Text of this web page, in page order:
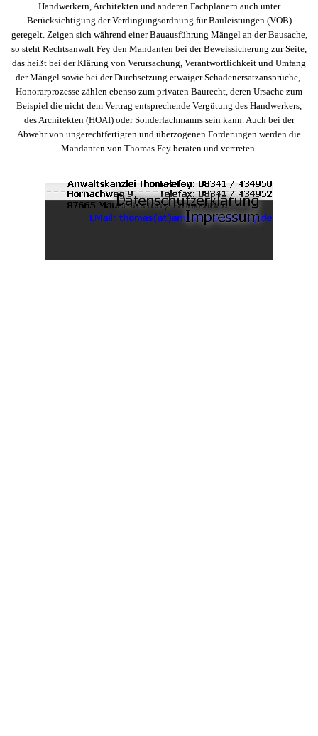
Handwerkern, Architekten und anderen Fachplanern auch unter
Berücksichtigung der Verdingungsordnung für Bauleistungen (VOB)
geregelt. Zeigen sich während einer Bauausführung Mängel an der Bausache,
so steht Rechtsanwalt Fey den Mandanten bei der Beweissicherung zur Seite,
das heißt bei der Klärung von Verursachung, Verantwortlichkeit und Umfang
der Mängel sowie bei der Durchsetzung etwaiger Schadenersatzansprüche,.
Honorarprozesse zählen ebenso zum privaten Baurecht, deren Ursache zum
Beispiel die nicht dem Vertrag entsprechende Vergütung des Handwerkers,
des Architekten (HOAI) oder Sonderfachmanns sein kann. Auch bei der
Abwehr von ungerechtfertigten und überzogenen Forderungen werden die
Mandanten von Thomas Fey beraten und vertreten.